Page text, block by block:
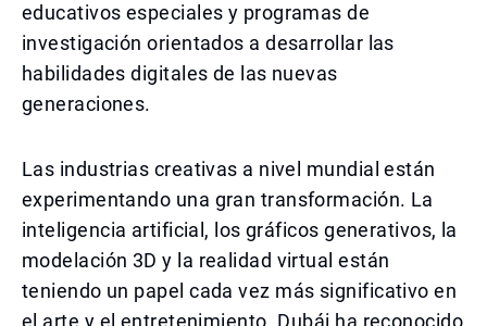
educativos especiales y programas de
investigación orientados a desarrollar las
habilidades digitales de las nuevas
generaciones.
Las industrias creativas a nivel mundial están
experimentando una gran transformación. La
inteligencia artificial, los gráficos generativos, la
modelación 3D y la realidad virtual están
teniendo un papel cada vez más significativo en
el arte y el entretenimiento. Dubái ha reconocido